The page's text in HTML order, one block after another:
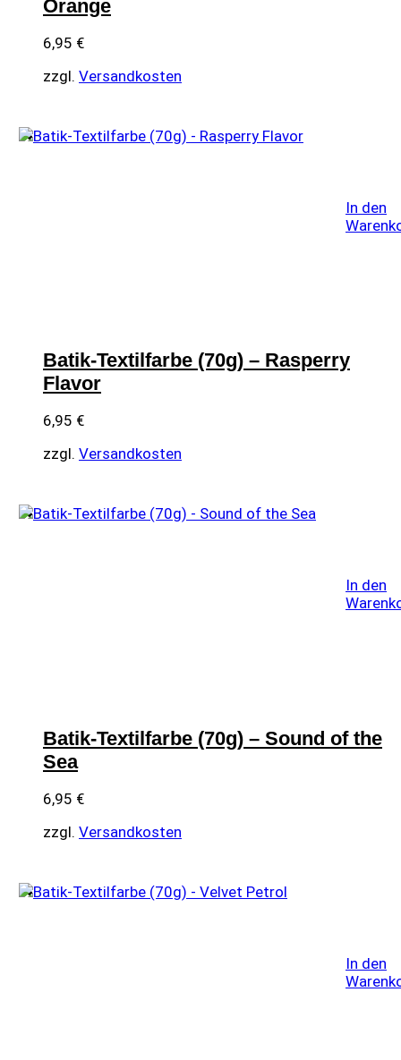
Orange
6,95 €
zzgl. Versandkosten
In den
Batik-Textilfarbe (70g) – Rasperry
Flavor
6,95 €
zzgl. Versandkosten
In den
Batik-Textilfarbe (70g) – Sound of the
Sea
6,95 €
zzgl. Versandkosten
In den